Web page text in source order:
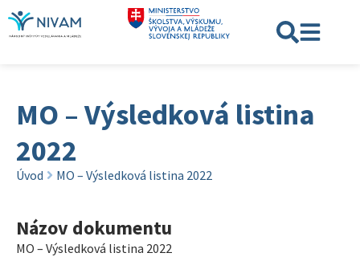
MO – Výsledková listina
2022
Úvod MO – Výsledková listina 2022
Názov dokumentu
MO – Výsledková listina 2022